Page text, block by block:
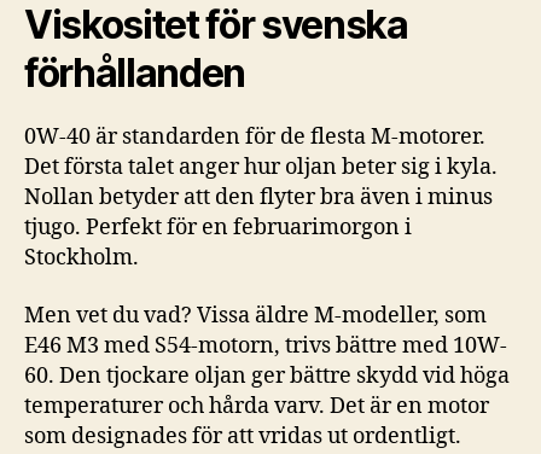
Viskositet för svenska
förhållanden
0W-40 är standarden för de flesta M-motorer.
Det första talet anger hur oljan beter sig i kyla.
Nollan betyder att den flyter bra även i minus
tjugo. Perfekt för en februarimorgon i
Stockholm.
Men vet du vad? Vissa äldre M-modeller, som
E46 M3 med S54-motorn, trivs bättre med 10W-
60. Den tjockare oljan ger bättre skydd vid höga
temperaturer och hårda varv. Det är en motor
som designades för att vridas ut ordentligt.